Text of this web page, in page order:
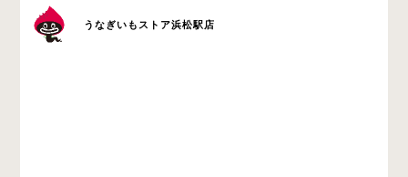
うなぎいもストア浜松駅店